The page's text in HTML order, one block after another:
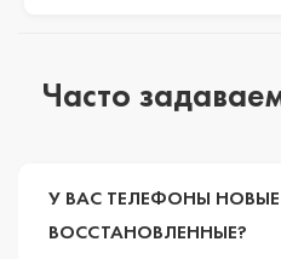
Часто
У ВАС ТЕЛЕФОНЫ
ВОССТАНОВЛЕННЫЕ?